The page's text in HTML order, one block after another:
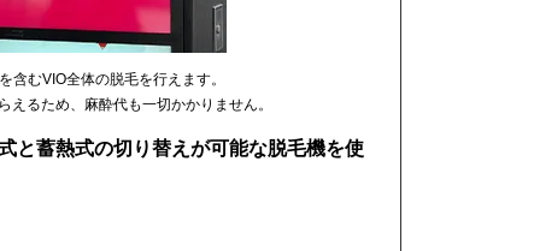
含むVIO全体の脱毛を行えます。
るため、麻酔代も一切かかりません。
と蓄熱式の切り替えが可能な脱毛機を使